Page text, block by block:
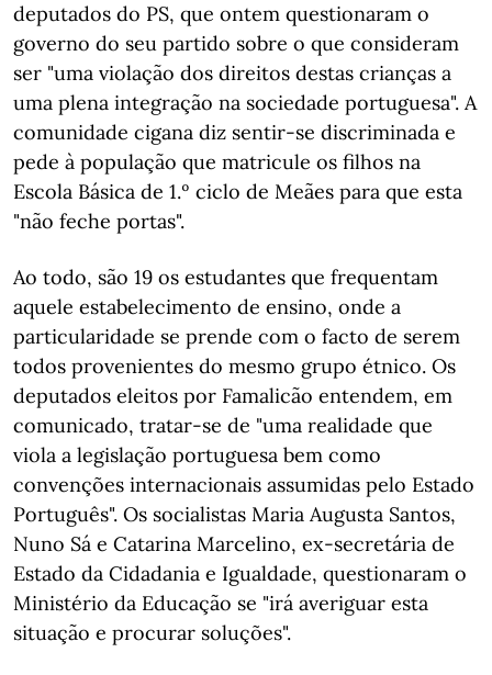
deputados do PS, que ontem questionaram o
governo do seu partido sobre o que consideram
ser "uma violação dos direitos destas crianças a
uma plena integração na sociedade portuguesa". A
comunidade cigana diz sentir-se discriminada e
pede à população que matricule os filhos na
Escola Básica de 1.º ciclo de Meães para que esta
"não feche portas".
Ao todo, são 19 os estudantes que frequentam
aquele estabelecimento de ensino, onde a
particularidade se prende com o facto de serem
todos provenientes do mesmo grupo étnico. Os
deputados eleitos por Famalicão entendem, em
comunicado, tratar-se de "uma realidade que
viola a legislação portuguesa bem como
convenções internacionais assumidas pelo Estado
Português". Os socialistas Maria Augusta Santos,
Nuno Sá e Catarina Marcelino, ex-secretária de
Estado da Cidadania e Igualdade, questionaram o
Ministério da Educação se "irá averiguar esta
situação e procurar soluções".